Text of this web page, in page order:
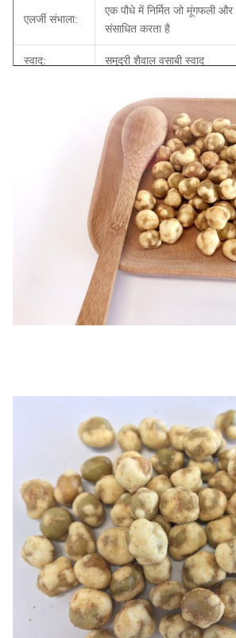
एलर्जी संभाला:
एक पौधे में निर्मित जो मूंगफली
संसाधित करता है
स्वाद: समुद्री शैवाल वसाबी स्वाद
बीआरसी, एचएसीसीपी
उपलब्ध।
1x20'FCL
30 दिनों के भीतर (लोडिंग पोर्ट
टी / टी, एल / सी
उपलब्ध
4. माइक्रोबायोजिकल विश्लेषण
5. सामग्री का विवरण
6. वाणिज्यिक निवेश
7. पैकिंग सूची
8. बिल का बिल (बी / एल)